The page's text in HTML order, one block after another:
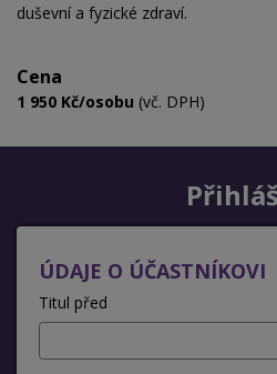
duševní a fyzické zdraví.
Cena
1 950 Kč/osobu (vč. DPH)
ÚDAJE O ÚČASTNÍKOVI
Titul před